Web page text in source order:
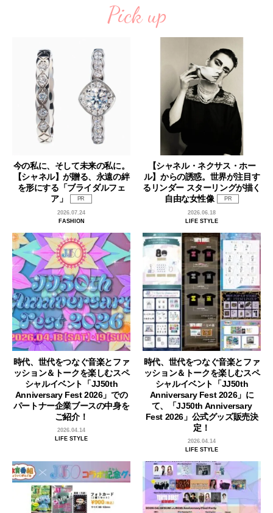
Pick up
今の私に、そして未来の私に。
【シャネル】が贈る、永遠の絆
を形にする「ブライダルフェ
ア」
PR
2026.07.24
FASHION
【シャネル・ネクサス・ホー
ル】からの誘惑。世界が注目す
るリンダー スターリングが描く
自由な女性像
PR
2026.06.18
LIFE STYLE
時代、世代をつなぐ音楽とファ
ッション＆トークを楽しむスペ
シャルイベント「JJ50th
Anniversary Fest 2026」での
パートナー企業ブースの中身を
ご紹介！
2026.04.14
LIFE STYLE
時代、世代をつなぐ音楽とファ
ッション＆トークを楽しむスペ
シャルイベント「JJ50th
Anniversary Fest 2026」に
て、「JJ50th Anniversary
Fest 2026」公式グッズ販売決
定！
2026.04.14
LIFE STYLE